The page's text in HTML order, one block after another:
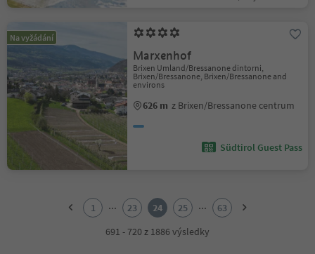
Na vyžádání
Marxenhof
Brixen Umland/Bressanone dintorni,
Brixen/Bressanone, Brixen/Bressanone and
environs
626 m z Brixen/Bressanone centrum
Südtirol Guest Pass
1 ... 23 24 25 ...
63
691 - 720 z 1886 výsledky